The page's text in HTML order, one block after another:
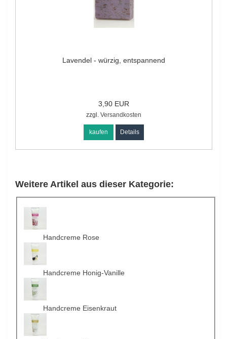
Lavendel - würzig, entspannend
3,90 EUR
zzgl. Versandkosten
kaufen Details
Weitere Artikel aus dieser Kategorie:
Handcreme Rose
Handcreme Honig-Vanille
Handcreme Eisenkraut